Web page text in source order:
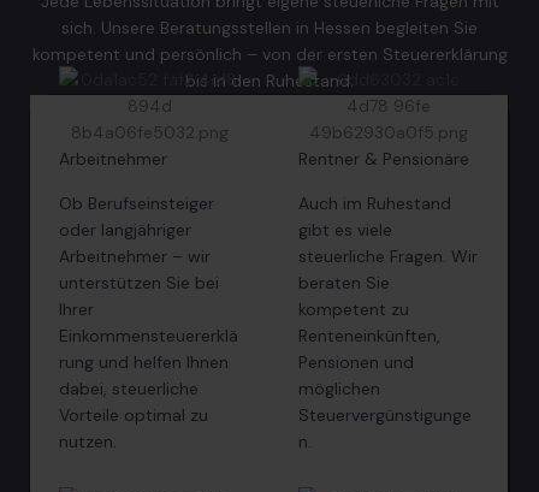
sich. Unsere Beratungsstellen in Hessen begleiten Sie
kompetent und persönlich – von der ersten Steuererklärung
bis in den Ruhestand.
Arbeitnehmer
Ob Berufseinsteiger
oder langjähriger
Arbeitnehmer – wir
unterstützen Sie bei
Ihrer
Einkommensteuererklä
rung und helfen Ihnen
dabei, steuerliche
Vorteile optimal zu
nutzen.
Rentner & Pensionäre
Auch im Ruhestand
gibt es viele
steuerliche Fragen. Wir
beraten Sie
kompetent zu
Renteneinkünften,
Pensionen und
möglichen
Steuervergünstigunge
n.